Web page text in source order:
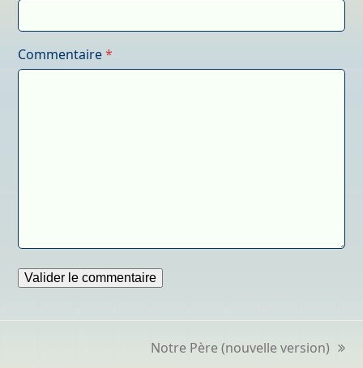
Commentaire*
next
Notre Père (nouvelle version)